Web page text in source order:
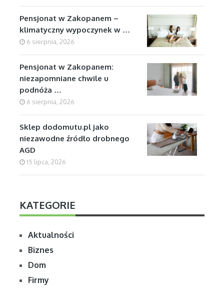
Pensjonat w Zakopanem –
klimatyczny wypoczynek w …
6 sierpnia, 2026
Pensjonat w Zakopanem:
niezapomniane chwile u
podnóża …
6 sierpnia, 2026
Sklep dodomutu.pl jako
niezawodne źródło drobnego
AGD
15 lipca, 2026
KATEGORIE
Aktualności
Biznes
Dom
Firmy